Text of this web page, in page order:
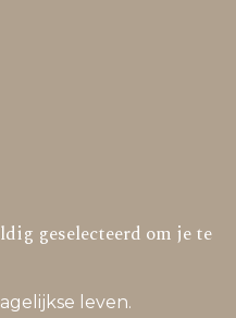
geselecteerd om je te
leven.